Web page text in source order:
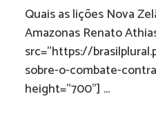
Quais as lições Nova
Amazonas Renato
src="https://
sobre-o-combate-
height="700"] ...